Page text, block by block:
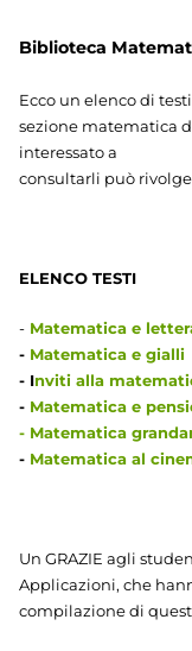
Biblioteca
Ecco un elenco di
sezione matematica
interessato a
consultarli può
ELENCO TESTI
- Matematica e
- Matematica e gialli
- Inviti alla
- Matematica e
- Matematica
- Matematica al
Un GRAZIE agli
Applicazioni, che
compilazione di